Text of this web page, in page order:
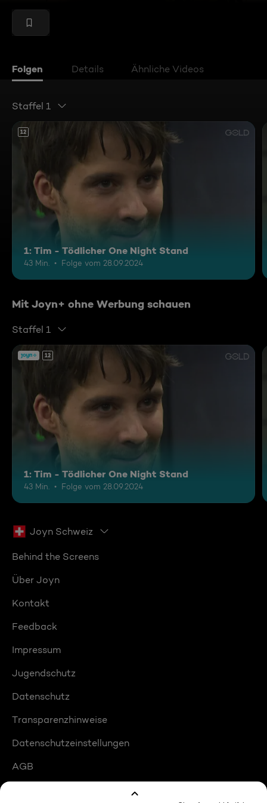
Folgen Details Ähnliche Videos
Staffel 1
12
1: Tim - Tödlicher One Night Stand
43 Min. Folge vom 28.09.2024
Mit Joyn+ ohne Werbung schauen
Staffel 1
12
1: Tim - Tödlicher One Night Stand
43 Min. Folge vom 28.09.2024
Joyn Schweiz
Behind the Screens
Über Joyn
Kontakt
Feedback
Impressum
Jugendschutz
Datenschutz
Transparenzhinweise
Datenschutzeinstellungen
AGB